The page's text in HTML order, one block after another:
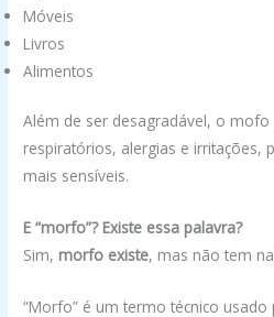
Móveis
Livros
Alimentos
Além de ser desagradável, o
respiratórios, alergias e irritações,
mais sensíveis.
E “morfo”? Existe essa palavra?
Sim, morfo existe, mas não tem
“Morfo” é um termo técnico